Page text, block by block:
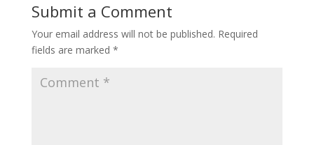
Submit a Comment
Your email address will not be published. Required
fields are marked *